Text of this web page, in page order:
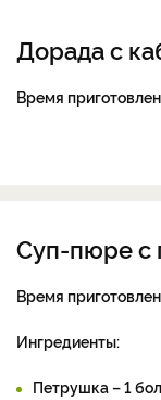
Дорада с
Время
Суп-пюре с
Время
Ингредиенты:
Петрушка – 1